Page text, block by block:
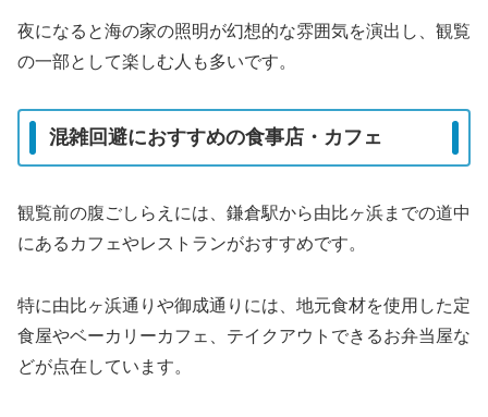
夜になると海の家の照明が幻想的な雰囲気を演出し、観覧
の一部として楽しむ人も多いです。
混雑回避におすすめの食事店・カフェ
観覧前の腹ごしらえには、鎌倉駅から由比ヶ浜までの道中
にあるカフェやレストランがおすすめです。
特に由比ヶ浜通りや御成通りには、地元食材を使用した定
食屋やベーカリーカフェ、テイクアウトできるお弁当屋な
どが点在しています。